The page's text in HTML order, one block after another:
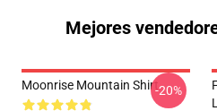
Mejores
Moonrise Mountain Shirt-20%